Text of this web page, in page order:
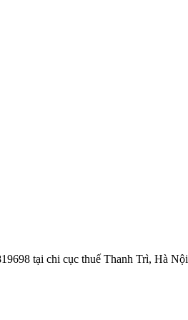
tại chi cục thuế Thanh Trì, Hà Nội